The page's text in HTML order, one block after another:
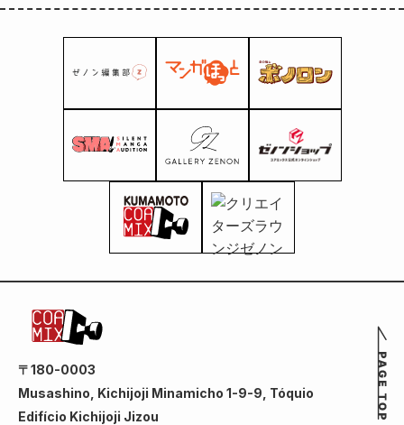
〒180-0003
Musashino, Kichijoji Minamicho 1-9-9, Tóquio
Edifício Kichijoji Jizou